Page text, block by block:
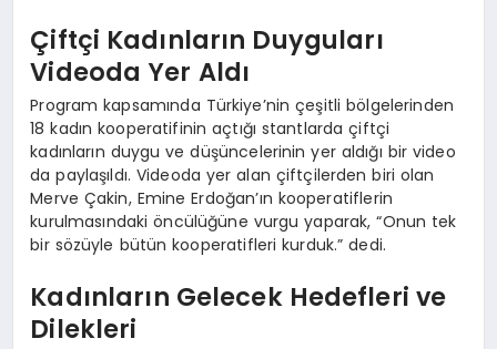
Çiftçi Kadınların Duyguları
Videoda Yer Aldı
Program kapsamında Türkiye’nin çeşitli bölgelerinden
18 kadın kooperatifinin açtığı stantlarda çiftçi
kadınların duygu ve düşüncelerinin yer aldığı bir video
da paylaşıldı. Videoda yer alan çiftçilerden biri olan
Merve Çakin, Emine Erdoğan’ın kooperatiflerin
kurulmasındaki öncülüğüne vurgu yaparak, “Onun tek
bir sözüyle bütün kooperatifleri kurduk.” dedi.
Kadınların Gelecek Hedefleri ve
Dilekleri